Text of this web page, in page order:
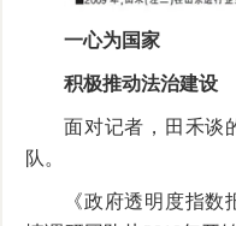
一心为国家
积极推动法治建设
面对记者，田禾谈
队。
《政府透明度指数